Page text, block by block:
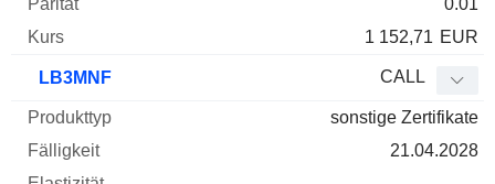
0.01
1 152,71 EUR
LB3MNF CALL
sonstige Zertifikate
21.04.2028